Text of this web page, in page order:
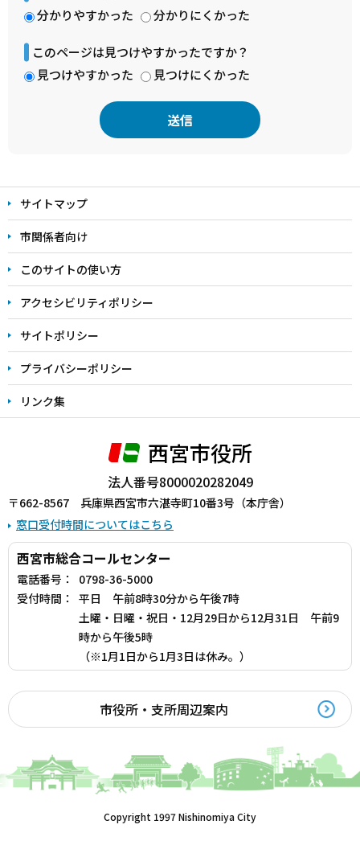
分かりやすかった
分かりにくかった
このページは見つけやすかったですか？
見つけやすかった
見つけにくかった
文
こ
こ
ま
サイトマップ
市関係者向け
このサイトの使い方
アクセシビリティポリシー
サイトポリシー
プライバシーポリシー
リンク集
西宮市役所
法人番号8000020282049
〒662-8567 兵庫県西宮市六湛寺町10番3号（本庁舎）
窓口受付時間についてはこちら
西宮市総合コールセンター
電話番号：
0798-36-5000
受付時間：
平日 午前8時30分から午後7時
土曜・日曜・祝日・12月29日から12月31日 午前9
時から午後5時
（※1月1日から1月3日は休み。）
市役所・支所周辺案内
Copyright 1997 Nishinomiya City